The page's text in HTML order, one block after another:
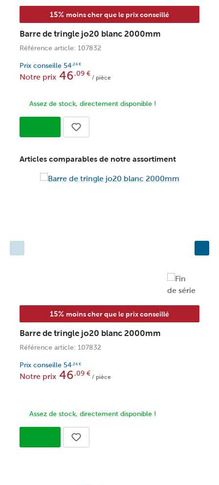
15% moins cher que le prix conseillé
Barre de tringle jo20 blanc 2000mm
Référence article: 107832
Prix conseille 54,24 €
Notre prix 46,09€
/ pièce
Assez de stock, directement disponible !
Articles comparables de notre assortiment
15% moins cher que le prix conseillé
Barre de tringle jo20 blanc 2000mm
Référence article: 107832
Prix conseille 54 ,24 €
Notre prix 46,09€
/ pièce
Assez de stock, directement disponible !